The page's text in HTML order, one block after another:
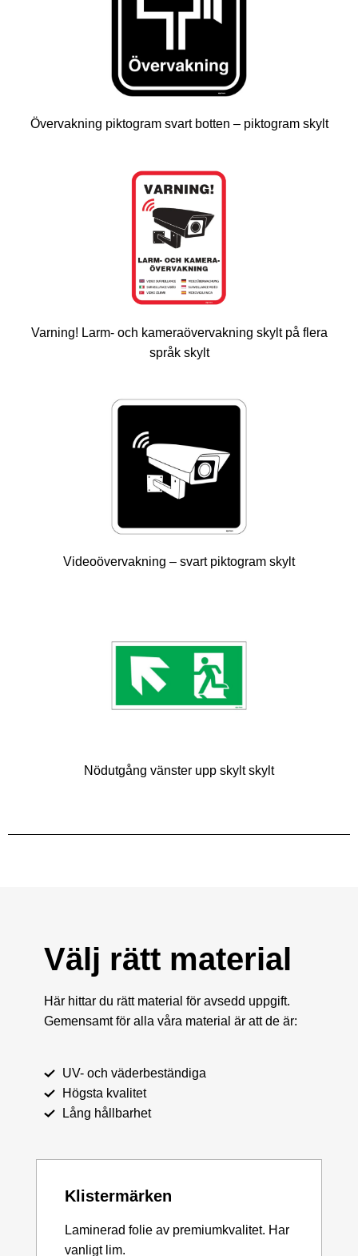
Övervakning piktogram svart botten – piktogram skylt
Varning! Larm- och kameraövervakning skylt på flera
språk skylt
Videoövervakning – svart piktogram skylt
Nödutgång vänster upp skylt skylt
Välj rätt material
Här hittar du rätt material för avsedd uppgift.
Gemensamt för alla våra material är att de är:
UV- och väderbeständiga
Högsta kvalitet
Lång hållbarhet
Klistermärken
Laminerad folie av premiumkvalitet. Har
vanligt lim.